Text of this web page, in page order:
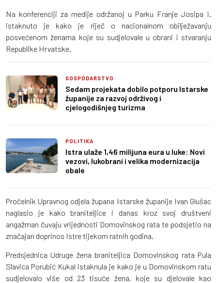
Na konferenciji za medije održanoj u Parku Franje Josipa I.
istaknuto je kako je riječ o nacionalnom obilježavanju
posvećenom ženama koje su sudjelovale u obrani i stvaranju
Republike Hrvatske.
GOSPODARSTVO
Sedam projekata dobilo potporu Istarske
županije za razvoj održivog i
cjelogodišnjeg turizma
POLITIKA
Istra ulaže 1,46 milijuna eura u luke: Novi
vezovi, lukobrani i velika modernizacija
obale
Pročelnik Upravnog odjela župana Istarske županije Ivan Glušac
naglasio je kako braniteljice i danas kroz svoj društveni
angažman čuvaju vrijednosti Domovinskog rata te podsjetio na
značajan doprinos Istre tijekom ratnih godina.
Predsjednica Udruge žena braniteljica Domovinskog rata Pula
Slavica Porubić Kukal istaknula je kako je u Domovinskom ratu
sudjelovalo više od 23 tisuće žena, koje su djelovale kao